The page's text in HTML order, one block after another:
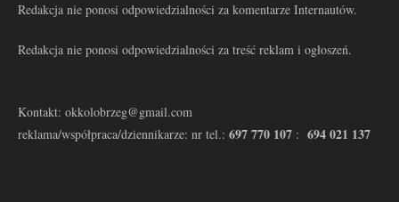
Redakcja nie ponosi odpowiedzialności za komentarze Internautów.
Redakcja nie ponosi odpowiedzialności za treść reklam i ogłoszeń.
Kontakt: okkolobrzeg@gmail.com
reklama/współpraca/dziennikarze: nr tel.: 697 770 107 : 694 021 137